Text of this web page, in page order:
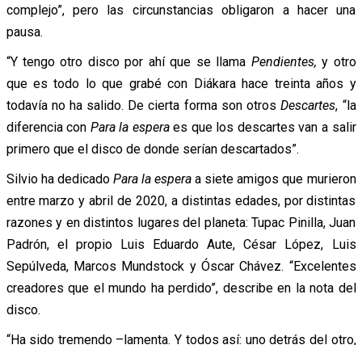
complejo”, pero las circunstancias obligaron a hacer una
pausa.
“Y tengo otro disco por ahí que se llama Pendientes, y otro
que es todo lo que grabé con Diákara hace treinta años y
todavía no ha salido. De cierta forma son otrosDescartes, “la
diferencia con Para la esperaes que los descartes van a salir
primero que el disco de donde serían descartados”.
Silvio ha dedicado Para la espera a siete amigos que murieron
entre marzo y abril de 2020, a distintas edades, por distintas
razones y en distintos lugares del planeta: Tupac Pinilla, Juan
Padrón, el propio Luis Eduardo Aute, César López, Luis
Sepúlveda, Marcos Mundstock y Óscar Chávez. “Excelentes
creadores que el mundo ha perdido”, describe en la nota del
disco.
“Ha sido tremendo –lamenta. Y todos así: uno detrás del otro,